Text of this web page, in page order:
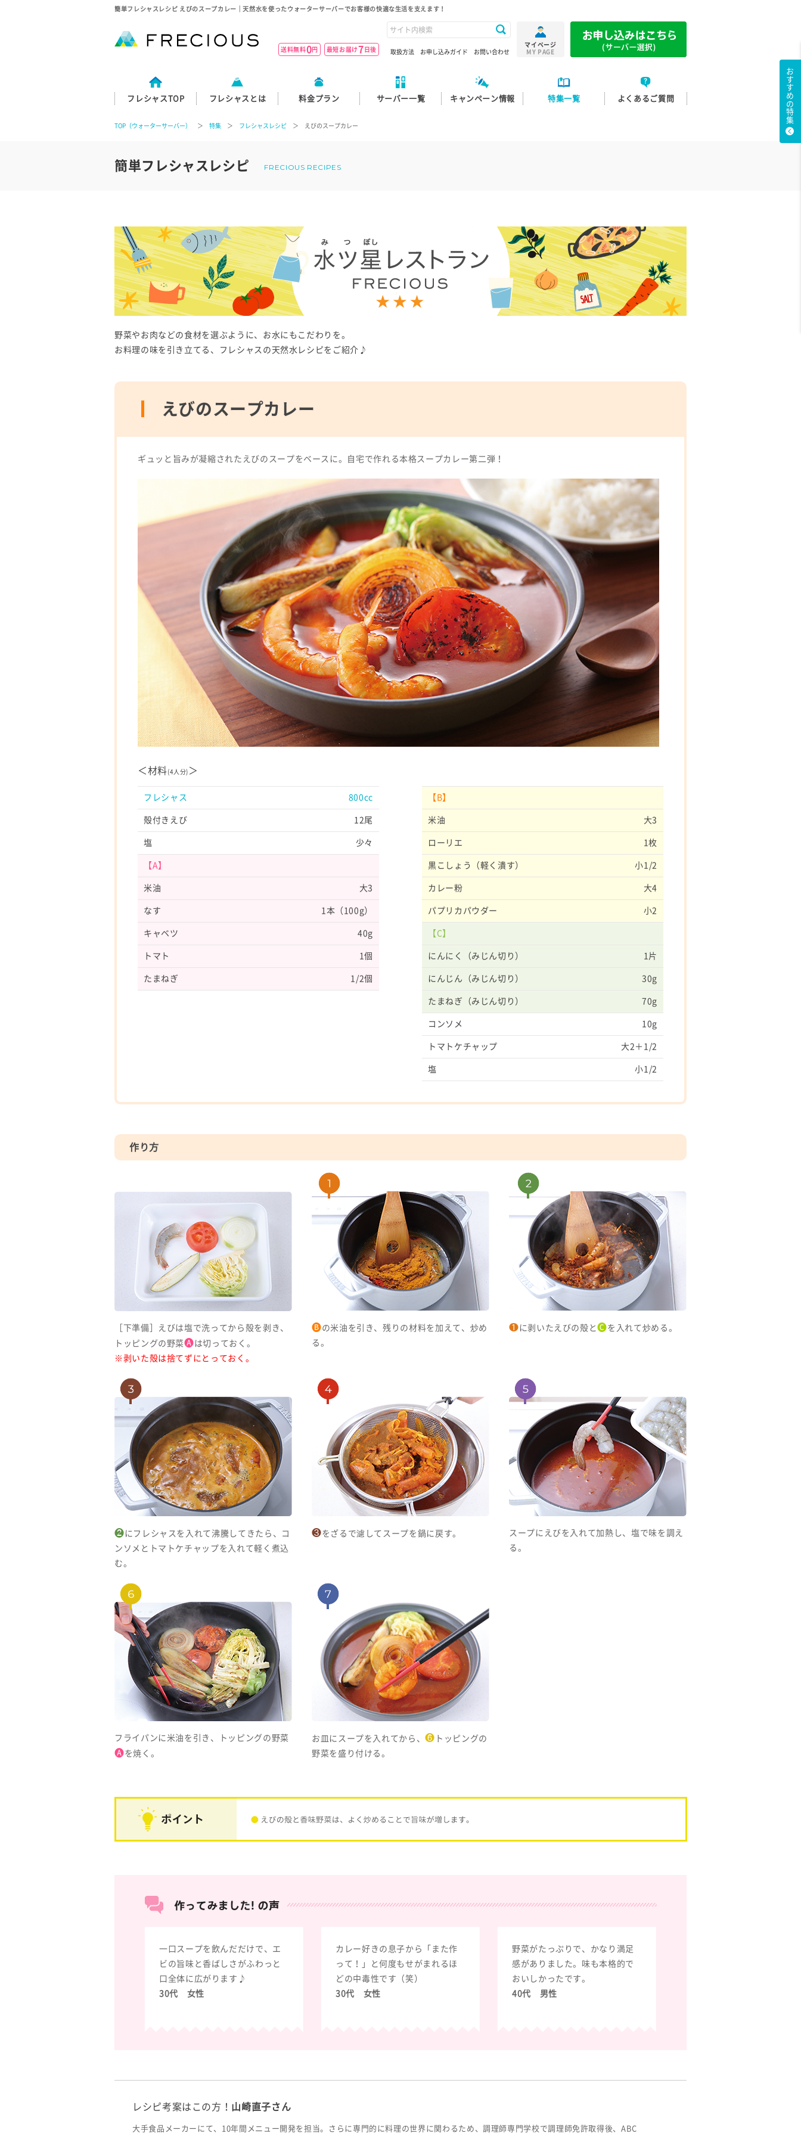
簡単フレシャスレシピ えびのスープカレー｜天然水を使ったウォーターサーバーでお客様の快適な生活を支えます！
送料無料0円 最短お届け7 日後 取扱方法 お申し込みガイド お問い合わせ
マイページ
MY PAGE
フレシャスTOP フレシャスとは 料金プラン サーバー一覧 キャンペーン情報 特集一覧 よくあるご質問 おすすめの特集
TOP（ウォーターサーバー） ＞ 特集 ＞ フレシャスレシピ ＞ えびのスープカレー
簡単フレシャスレシピ FRECIOUS RECIPES
野菜やお肉などの食材を選ぶように、お水にもこだわりを。
お料理の味を引き立てる、フレシャスの天然水レシピをご紹介♪
えびのスープカレー
ギュッと旨みが凝縮されたえびのスープをベースに。自宅で作れる本格スープカレー第二弾！
＜材料 (4人分) ＞
フレシャス 800cc
殻付きえび 12尾
塩 少々
【A】
米油 大3
なす 1本（100g）
キャベツ 40g
トマト 1個
たまねぎ 1/2個
【B】
米油 大3
ローリエ 1枚
黒こしょう（軽く潰す） 小1/2
カレー粉 大4
パプリカパウダー 小2
【C】
にんにく（みじん切り） 1片
にんじん（みじん切り） 30g
たまねぎ（みじん切り） 70g
コンソメ 10g
トマトケチャップ 大2＋1/2
塩 小1/2
作り方
［下準備］えびは塩で洗ってから殻を剥き、
トッピングの野菜🅐は切っておく。
※剥いた殻は捨てずにとっておく。
🅑の米油を引き、残りの材料を加えて、炒め
る。
❶に剥いたえびの殻と🅒を入れて炒める。
❷にフレシャスを入れて沸騰してきたら、コ
ンソメとトマトケチャップを入れて軽く煮込
む。
❸をざるで濾してスープを鍋に戻す。
スープにえびを入れて加熱し、塩で味を調え
る。
フライパンに米油を引き、トッピングの野菜
🅐を焼く。
お皿にスープを入れてから、❻ トッピングの
野菜を盛り付ける。
一口スープを飲んだだけで、エ
ビの旨味と香ばしさがふわっと
口全体に広がります♪
30代 女性
カレー好きの息子から「また作
って！」と何度もせがまれるほ
どの中毒性です（笑）
30代 女性
野菜がたっぷりで、かなり満足
感がありました。味も本格的で
おいしかったです。
40代 男性
レシピ考案はこの方！ 山崎直子さん
大手食品メーカーにて、10年間メニュー開発を担当。さらに専門的に料理の世界に関わるため、調理師専門学校で調理師免許取得後、ABC